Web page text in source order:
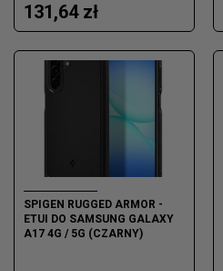
131,64 zł
SPIGEN RUGGED ARMOR -
ETUI DO SAMSUNG GALAXY
A17 4G / 5G (CZARNY)